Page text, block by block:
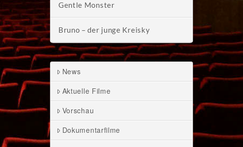
Gentle Monster
Bruno – der junge Kreisky
News
Aktuelle Filme
Vorschau
Dokumentarfilme